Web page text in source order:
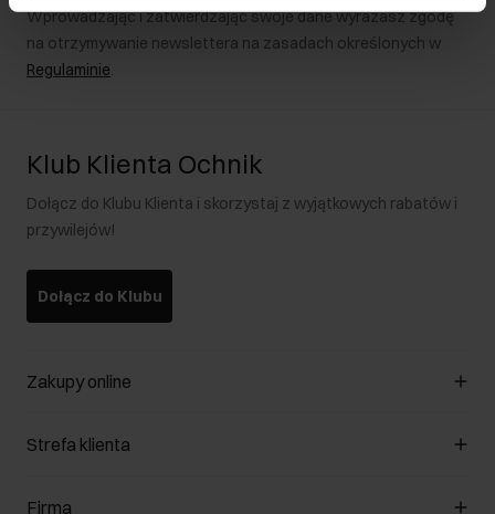
Wprowadzając i zatwierdzając swoje dane wyrażasz zgodę
na otrzymywanie newslettera na zasadach określonych w
Regulaminie.
Klub Klienta Ochnik
Dołącz do Klubu Klienta i skorzystaj z wyjątkowych rabatów i
przywilejów!
Dołącz do Klubu
Zakupy online
Zarządzaj cookies
Strefa klienta
Klub Klienta
Firma